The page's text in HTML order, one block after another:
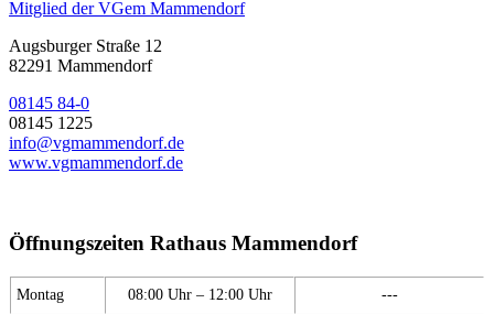
Mitglied der VGem Mammendorf
Augsburger Straße 12
82291 Mammendorf
08145 84-0
08145 1225
info@vgmammendorf.de
www.vgmammendorf.de
Öffnungszeiten Rathaus Mammendorf
Montag 08:00 Uhr – 12:00 Uhr ---